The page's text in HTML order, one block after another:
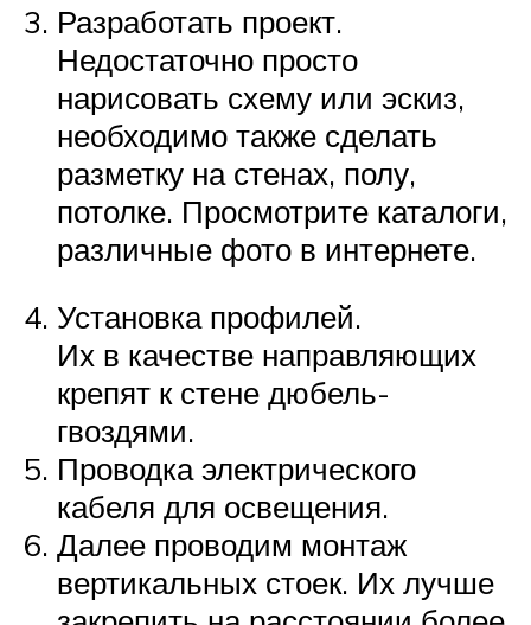
Разработать проект.
Недостаточно просто
нарисовать схему или эскиз,
необходимо также сделать
разметку на стенах, полу,
потолке. Просмотрите каталоги,
различные фото в интернете.
Установка профилей.
Их в качестве направляющих
крепят к стене дюбель-
гвоздями.
Проводка электрического
кабеля для освещения.
Далее проводим монтаж
вертикальных стоек. Их лучше